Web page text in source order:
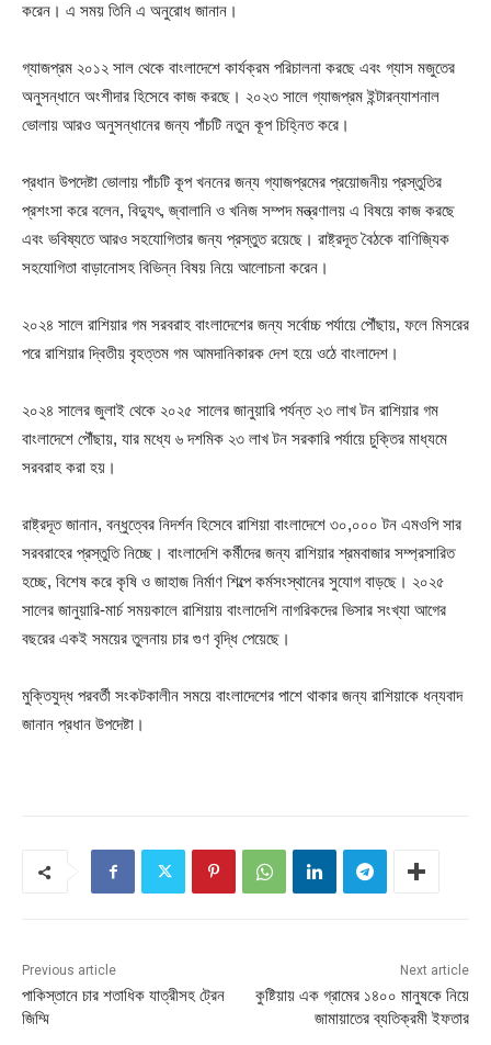
করেন। এ সময় তিনি এ অনুরোধ জানান।
গ্যাজপ্রম ২০১২ সাল থেকে বাংলাদেশে কার্যক্রম পরিচালনা করছে এবং গ্যাস মজুতের
অনুসন্ধানে অংশীদার হিসেবে কাজ করছে। ২০২৩ সালে গ্যাজপ্রম ইন্টারন্যাশনাল
ভোলায় আরও অনুসন্ধানের জন্য পাঁচটি নতুন কূপ চিহ্নিত করে।
প্রধান উপদেষ্টা ভোলায় পাঁচটি কূপ খননের জন্য গ্যাজপ্রমের প্রয়োজনীয় প্রস্তুতির
প্রশংসা করে বলেন, বিদ্যুৎ, জ্বালানি ও খনিজ সম্পদ মন্ত্রণালয় এ বিষয়ে কাজ করছে
এবং ভবিষ্যতে আরও সহযোগিতার জন্য প্রস্তুত রয়েছে। রাষ্ট্রদূত বৈঠকে বাণিজ্যিক
সহযোগিতা বাড়ানোসহ বিভিন্ন বিষয় নিয়ে আলোচনা করেন।
২০২৪ সালে রাশিয়ার গম সরবরাহ বাংলাদেশের জন্য সর্বোচ্চ পর্যায়ে পৌঁছায়, ফলে মিসরের
পরে রাশিয়ার দ্বিতীয় বৃহত্তম গম আমদানিকারক দেশ হয়ে ওঠে বাংলাদেশ।
২০২৪ সালের জুলাই থেকে ২০২৫ সালের জানুয়ারি পর্যন্ত ২৩ লাখ টন রাশিয়ার গম
বাংলাদেশে পৌঁছায়, যার মধ্যে ৬ দশমিক ২৩ লাখ টন সরকারি পর্যায়ে চুক্তির মাধ্যমে
সরবরাহ করা হয়।
রাষ্ট্রদূত জানান, বন্ধুত্বের নিদর্শন হিসেবে রাশিয়া বাংলাদেশে ৩০,০০০ টন এমওপি সার
সরবরাহের প্রস্তুতি নিচ্ছে। বাংলাদেশি কর্মীদের জন্য রাশিয়ার শ্রমবাজার সম্প্রসারিত
হচ্ছে, বিশেষ করে কৃষি ও জাহাজ নির্মাণ শিল্পে কর্মসংস্থানের সুযোগ বাড়ছে। ২০২৫
সালের জানুয়ারি-মার্চ সময়কালে রাশিয়ায় বাংলাদেশি নাগরিকদের ভিসার সংখ্যা আগের
বছরের একই সময়ের তুলনায় চার গুণ বৃদ্ধি পেয়েছে।
মুক্তিযুদ্ধ পরবর্তী সংকটকালীন সময়ে বাংলাদেশের পাশে থাকার জন্য রাশিয়াকে ধন্যবাদ
জানান প্রধান উপদেষ্টা।
Previous article
পাকিস্তানে চার শতাধিক যাত্রীসহ ট্রেন
জিম্মি
Next article
কুষ্টিয়ায় এক গ্রামের ১৪০০ মানুষকে নিয়ে
জামায়াতের ব্যতিক্রমী ইফতার